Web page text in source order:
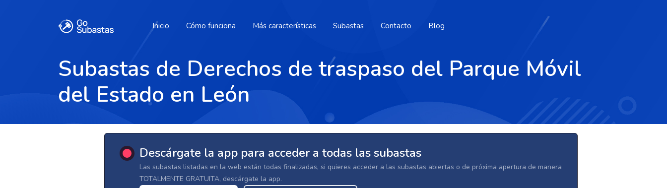
Inicio Cómo funciona Más características Subastas Contacto Blog
Subastas de Derechos de traspaso del Parque Móvil
del Estado en León
Descárgate la app para acceder a todas las subastas
Las subastas listadas en la web están todas finalizadas, si quieres acceder a las subastas abiertas o de próxima apertura de manera
TOTALMENTE GRATUITA, descárgate la app.